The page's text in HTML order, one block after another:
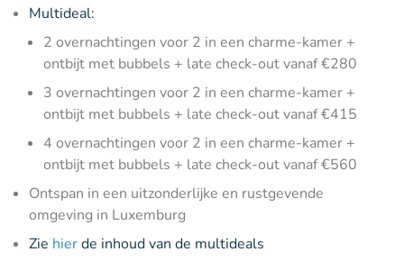
Multideal:
2 overnachtingen voor 2 in een charme-kamer +
ontbijt met bubbels + late check-out vanaf €280
3 overnachtingen voor 2 in een charme-kamer +
ontbijt met bubbels + late check-out vanaf €415
4 overnachtingen voor 2 in een charme-kamer +
ontbijt met bubbels + late check-out vanaf €560
Ontspan in een uitzonderlijke en rustgevende
omgeving in Luxemburg
Zie hierde inhoud van de multideals